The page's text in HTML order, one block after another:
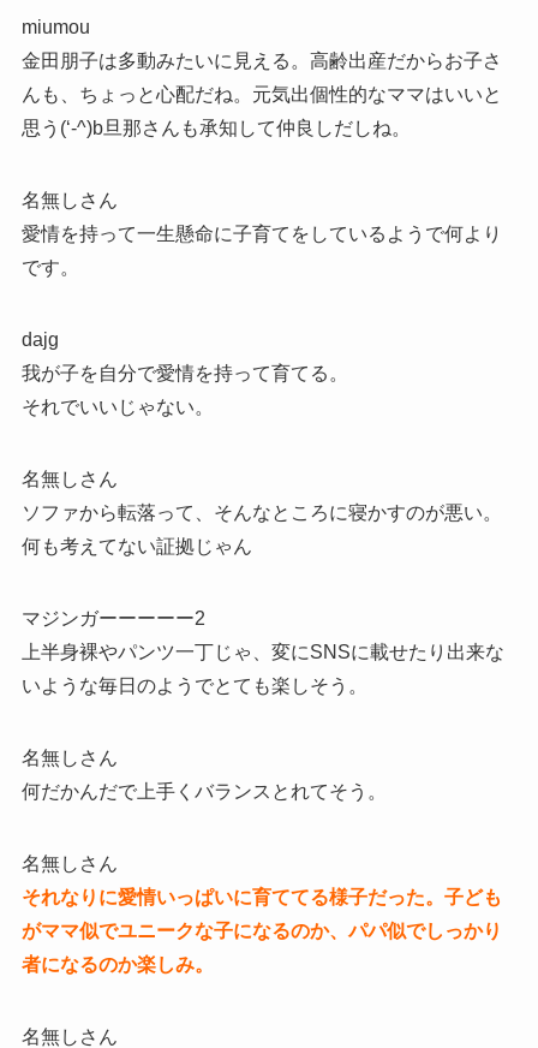
miumou
金田朋子は多動みたいに見える。高齢出産だからお子さ
んも、ちょっと心配だね。元気出個性的なママはいいと
思う(‘-^)b旦那さんも承知して仲良しだしね。
名無しさん
愛情を持って一生懸命に子育てをしているようで何より
です。
dajg
我が子を自分で愛情を持って育てる。
それでいいじゃない。
名無しさん
ソファから転落って、そんなところに寝かすのが悪い。
何も考えてない証拠じゃん
マジンガーーーーー2
上半身裸やパンツ一丁じゃ、変にSNSに載せたり出来な
いような毎日のようでとても楽しそう。
名無しさん
何だかんだで上手くバランスとれてそう。
名無しさん
それなりに愛情いっぱいに育ててる様子だった。子ども
がママ似でユニークな子になるのか、パパ似でしっかり
者になるのか楽しみ。
名無しさん